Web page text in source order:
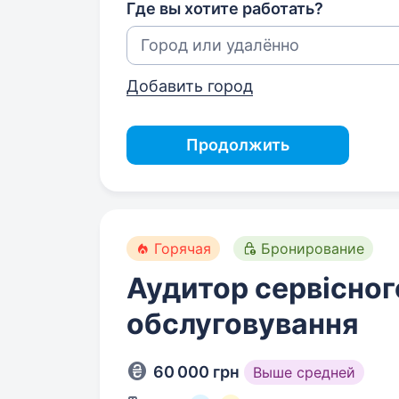
Где вы хотите работать?
Добавить город
Продолжить
Горячая Бронирование
Аудитор
обслуговування
60 000 грн Выше средней